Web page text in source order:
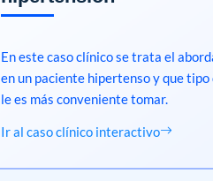
En este caso clínico se trata el
en un paciente hipertenso y que
le es más conveniente tomar.
Ir al caso clínico interactivo